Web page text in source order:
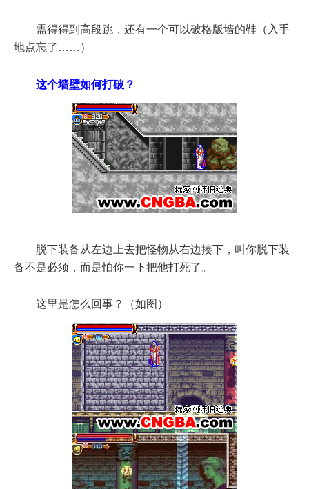
需得得到高段跳，还有一个可以破格版墙的鞋（入手
地点忘了……）
这个墙壁如何打破？
脱下装备从左边上去把怪物从右边揍下，叫你脱下装
备不是必须，而是怕你一下把他打死了。
这里是怎么回事？（如图）